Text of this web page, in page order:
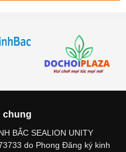
chung
BẮC SEALION UNITY
do Phong Đăng ký kinh